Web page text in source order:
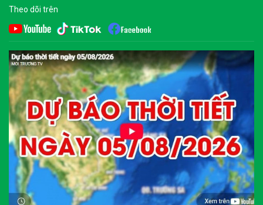
Theo dõi trên